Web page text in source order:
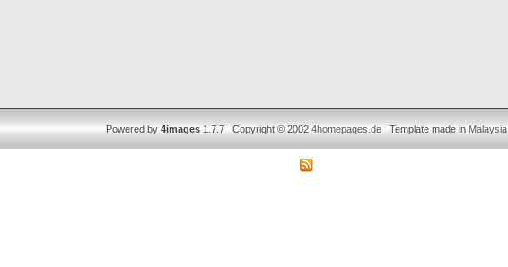
Powered by4images1.7.7 Copyright © 20024homepages.deTemplate made inMalaysia